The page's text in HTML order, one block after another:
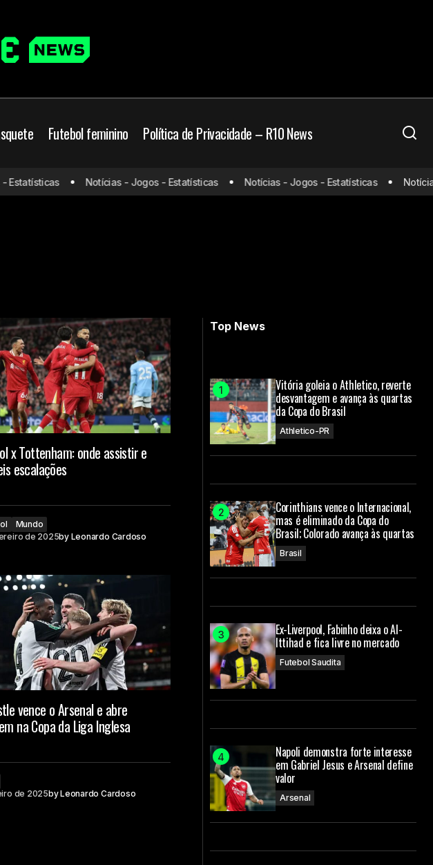
Futebol feminino Política de Privacidade – R10 News
Notícias - Jogos - Estatísticas Notícias - Jogos - Estatísticas
x Tottenham: onde assistir e
escalações
Mundo
de 2025by Leonardo Cardoso
vence o Arsenal e abre
na Copa da Liga Inglesa
de 2025byLeonardo Cardoso
Top News
Vitória goleia o Athletico, reverte
desvantagem e avança às quartas
da Copa do Brasil
Athletico-PR
Corinthians vence o Internacional,
mas é eliminado da Copa do
Brasil; Colorado avança às quartas
Brasil
Ex-Liverpool, Fabinho deixa o Al-
Ittihad e fica livre no mercado
Futebol Saudita
Napoli demonstra forte interesse
em Gabriel Jesus e Arsenal define
valor
Arsenal